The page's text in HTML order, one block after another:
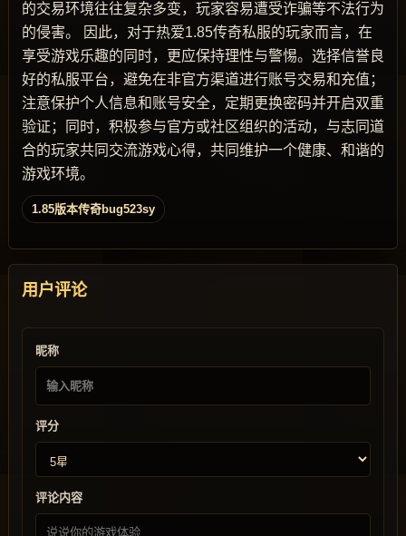
的交易环境往往复杂多变，玩家容易遭受诈骗等不法行为
的侵害。 因此，对于热爱1.85传奇私服的玩家而言，在
享受游戏乐趣的同时，更应保持理性与警惕。选择信誉良
好的私服平台，避免在非官方渠道进行账号交易和充值；
注意保护个人信息和账号安全，定期更换密码并开启双重
验证；同时，积极参与官方或社区组织的活动，与志同道
合的玩家共同交流游戏心得，共同维护一个健康、和谐的
游戏环境。
1.85版本传奇bug523sy
用户评论
昵称
评分
评论内容